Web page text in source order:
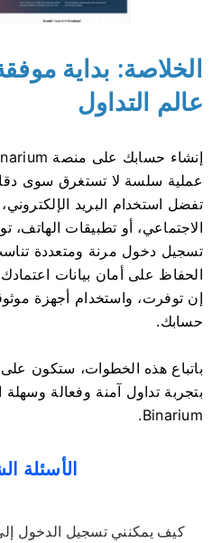
الخلاصة: بداية
عالم التداول
عملية سلسة لا تستغرق سوى
تفضل استخدام البريد
تسجيل دخول مرنة ومتعددة
الحفاظ على أمان بيانات
إن توفرت، واستخدام أجهزة
حسابك.
باتباع هذه الخطوات، ستكون
بتجربة تداول آمنة وفعالة
Binarium.
الأسئلة